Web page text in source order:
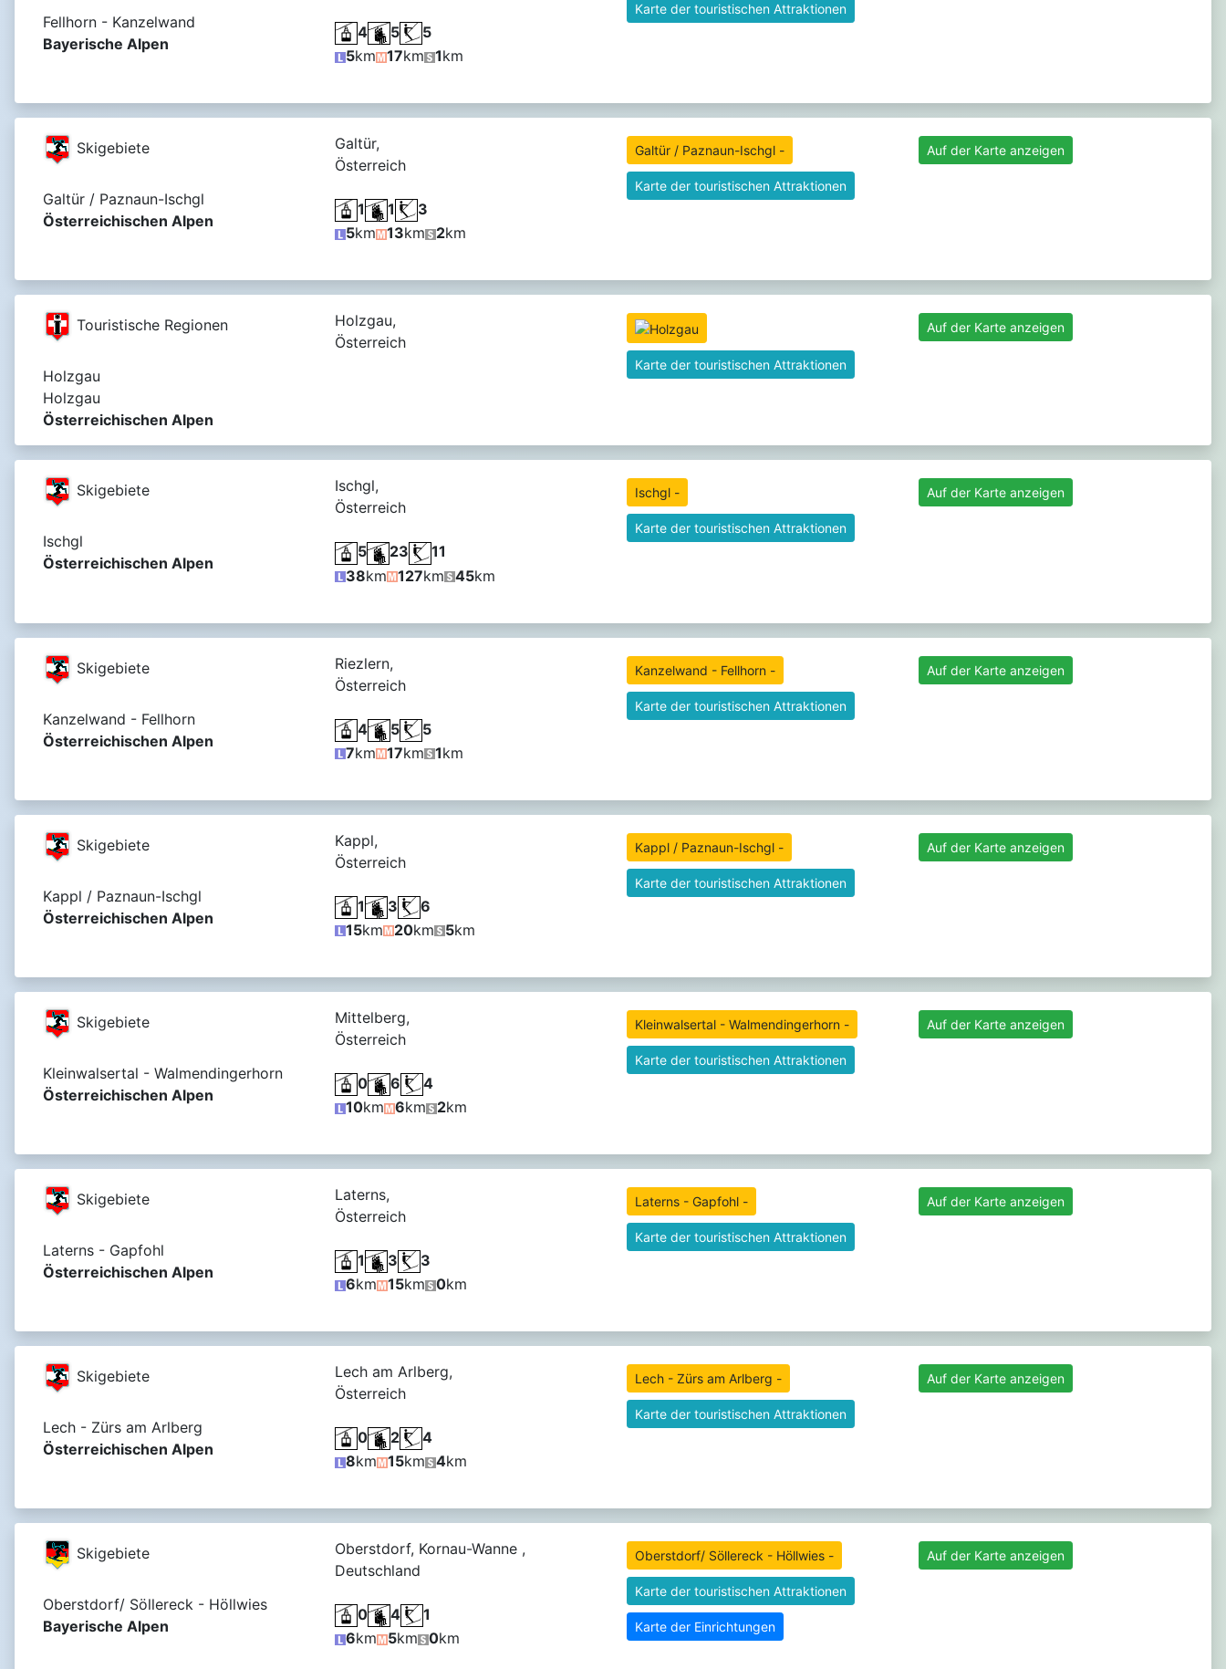
Fellhorn - Kanzelwand
Bayerische Alpen
4 5
5
5km 17km 1km
Karte der touristischen Attraktionen
Skigebiete
Galtür / Paznaun-Ischgl
Österreichischen Alpen
Galtür,
Österreich
1 1
3
5km 13km 2km
Galtür / Paznaun-Ischgl -
Karte der touristischen Attraktionen
Auf der Karte anzeigen
Touristische Regionen
Holzgau
Holzgau
Österreichischen Alpen
Holzgau,
Österreich
Karte der touristischen Attraktionen
Auf der Karte anzeigen
Skigebiete
Ischgl
Österreichischen Alpen
Ischgl,
Österreich
5 23
11
38km 127km 45km
Ischgl -
Karte der touristischen Attraktionen
Auf der Karte anzeigen
Skigebiete
Kanzelwand - Fellhorn
Österreichischen Alpen
Riezlern,
Österreich
4 5
5
7km 17km 1km
Kanzelwand - Fellhorn -
Karte der touristischen Attraktionen
Auf der Karte anzeigen
Skigebiete
Kappl / Paznaun-Ischgl
Österreichischen Alpen
Kappl,
Österreich
1 3
6
15km 20km 5km
Kappl / Paznaun-Ischgl -
Karte der touristischen Attraktionen
Auf der Karte anzeigen
Skigebiete
Kleinwalsertal - Walmendingerhorn
Österreichischen Alpen
Mittelberg,
Österreich
0 6
4
10km 6km 2km
Kleinwalsertal - Walmendingerhorn -
Karte der touristischen Attraktionen
Auf der Karte anzeigen
Skigebiete
Laterns - Gapfohl
Österreichischen Alpen
Laterns,
Österreich
1 3
3
6km 15km 0km
Laterns - Gapfohl -
Karte der touristischen Attraktionen
Auf der Karte anzeigen
Skigebiete
Lech - Zürs am Arlberg
Österreichischen Alpen
Lech am Arlberg,
Österreich
0 2
4
8km 15km 4km
Lech - Zürs am Arlberg -
Karte der touristischen Attraktionen
Auf der Karte anzeigen
Skigebiete
Oberstdorf/ Söllereck - Höllwies
Bayerische Alpen
Oberstdorf, Kornau-Wanne ,
Deutschland
0 4
1
6km 5km 0km
Oberstdorf/ Söllereck - Höllwies -
Karte der touristischen Attraktionen
Karte der Einrichtungen
Auf der Karte anzeigen